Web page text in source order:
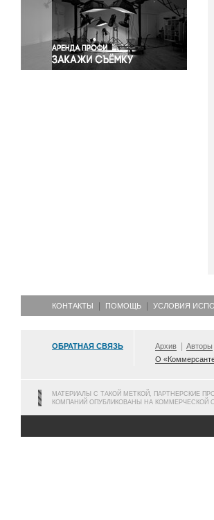
Спорт
Экология
Экономика и бизнес
КОНТАКТЫ ПОМОЩЬ УСЛОВИЯ
ОБРАТНАЯ СВЯЗЬ Архив Авторы
О
МАТЕРИАЛЫ С ТАКОЙ МЕТКОЙ, ПАРТНЕРСКИЕ
КОМПАНИЙ ОПУБЛИКОВАНЫ НА КОММЕРЧЕСКОЙ